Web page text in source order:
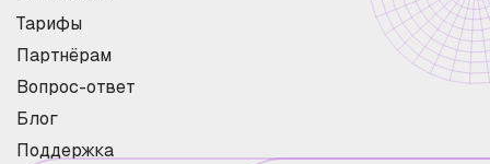
Тарифы
Партнёрам
Вопрос-ответ
Блог
Поддержка